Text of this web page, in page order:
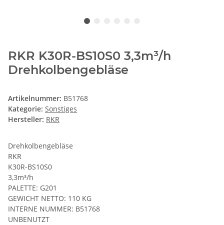
RKR K30R-BS10S0 3,3m³/h
Drehkolbengebläse
Artikelnummer: B51768
Kategorie: Sonstiges
Hersteller: RKR
Drehkolbengebläse
RKR
K30R-BS10S0
3,3m³/h
PALETTE: G201
GEWICHT NETTO: 110 KG
INTERNE NUMMER: B51768
UNBENUTZT